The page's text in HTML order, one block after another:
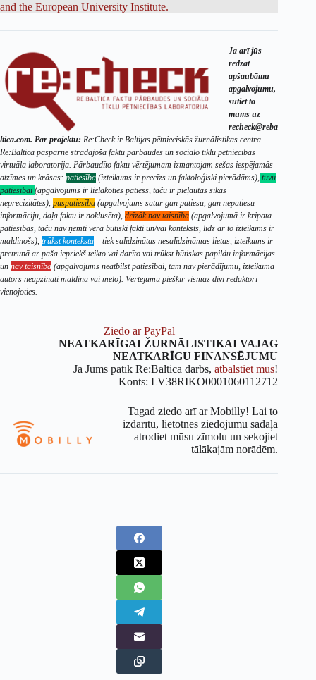
and the European University Institute.
Ja arī jūs
redzat
apšaubāmu
apgalvojumu,
sūtiet to
mums uz
recheck@reba
ltica.com. Par projektu: Re:Check ir Baltijas pētnieciskās žurnālistikas centra
Re:Baltica paspārnē strādājoša faktu pārbaudes un sociālo tīklu pētniecības
virtuāla laboratorija. Pārbaudīto faktu vērtējumam izmantojam sešas iespējamās
atzīmes un krāsas: patiesība (izteikums ir precīzs un faktoloģiski pierādāms), tuvu
patiesībai (apgalvojums ir lielākoties patiess, taču ir pieļautas sīkas
neprecizitātes), puspatiesība (apgalvojums satur gan patiesu, gan nepatiesu
informāciju, daļa faktu ir noklusēta), drīzāk nav taisnība (apgalvojumā ir kripata
patiesības, taču nav ņemti vērā būtiski fakti un/vai konteksts, līdz ar to izteikums ir
maldinošs), trūkst konteksta – tiek salīdzinātas nesalīdzināmas lietas, izteikums ir
pretrunā ar paša iepriekš teikto vai darīto vai trūkst būtiskas papildu informācijas
un nav taisnība (apgalvojums neatbilst patiesībai, tam nav pierādījumu, izteikuma
autors neapzināti maldina vai melo). Vērtējumu piešķir vismaz divi redaktori
vienojoties.
Ziedo ar PayPal
NEATKARĪGAI ŽURNĀLISTIKAI VAJAG
NEATKARĪGU FINANSĒJUMU
Ja Jums patīk Re:Baltica darbs,atbalstiet mūs!
Konts: LV38RIKO0001060112712
Tagad ziedo arī ar Mobilly! Lai to
izdarītu, lietotnes ziedojumu sadaļā
atrodiet mūsu zīmolu un sekojiet
tālākajām norādēm.